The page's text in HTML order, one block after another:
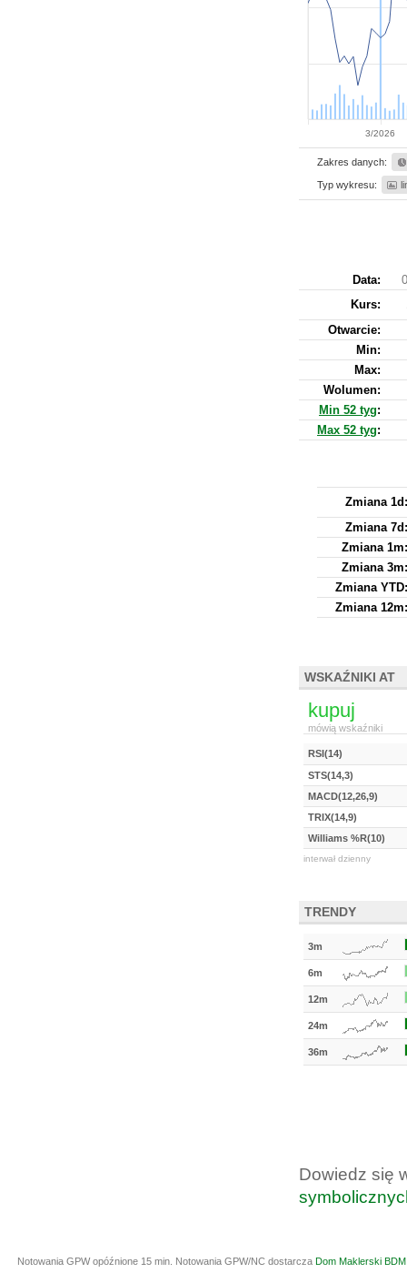
3/2026
Zakres danych:
Typ wykresu:
Data:
Kurs:
Otwarcie:
Min:
Max:
Wolumen:
Min 52 tyg:
Max 52 tyg:
Zmiana 1d:
Zmiana 7d:
Zmiana 1m:
Zmiana 3m:
Zmiana YTD:
Zmiana 12m:
WSKAŹNIKI AT
kupuj
mówią wskaźniki
RSI(14)
STS(14,3)
MACD(12,26,9)
TRIX(14,9)
Williams %R(10)
interwał dzienny
TRENDY
3m
6m
12m
24m
36m
Dowiedz się
Notowania GPW opóźnione 15 min. Notowania GPW/NC dostarcza Dom Maklerski